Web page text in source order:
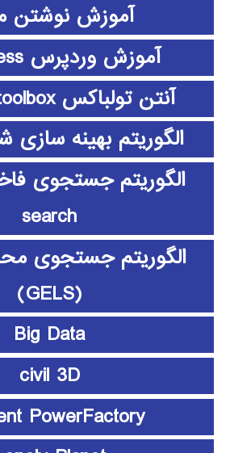
آموزش نوشتن
آموزش وردپرس wordpress
آنتن تولباکس antenna toolbox
الگوریتم بهینه سازی
search
الگوریتم جستجوی
(GELS)
Big Data
civil 3D
PowerFactory